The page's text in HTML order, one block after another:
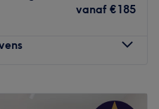
van medewerkers die zorg
professioneel, vriendelijk
behoeften van hun klanten
vanaf €185
18:00